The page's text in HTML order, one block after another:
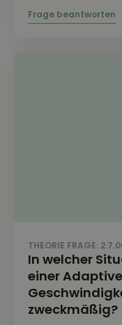
THEORIE FRAGE:
In welcher
einer
zweckmäßig?